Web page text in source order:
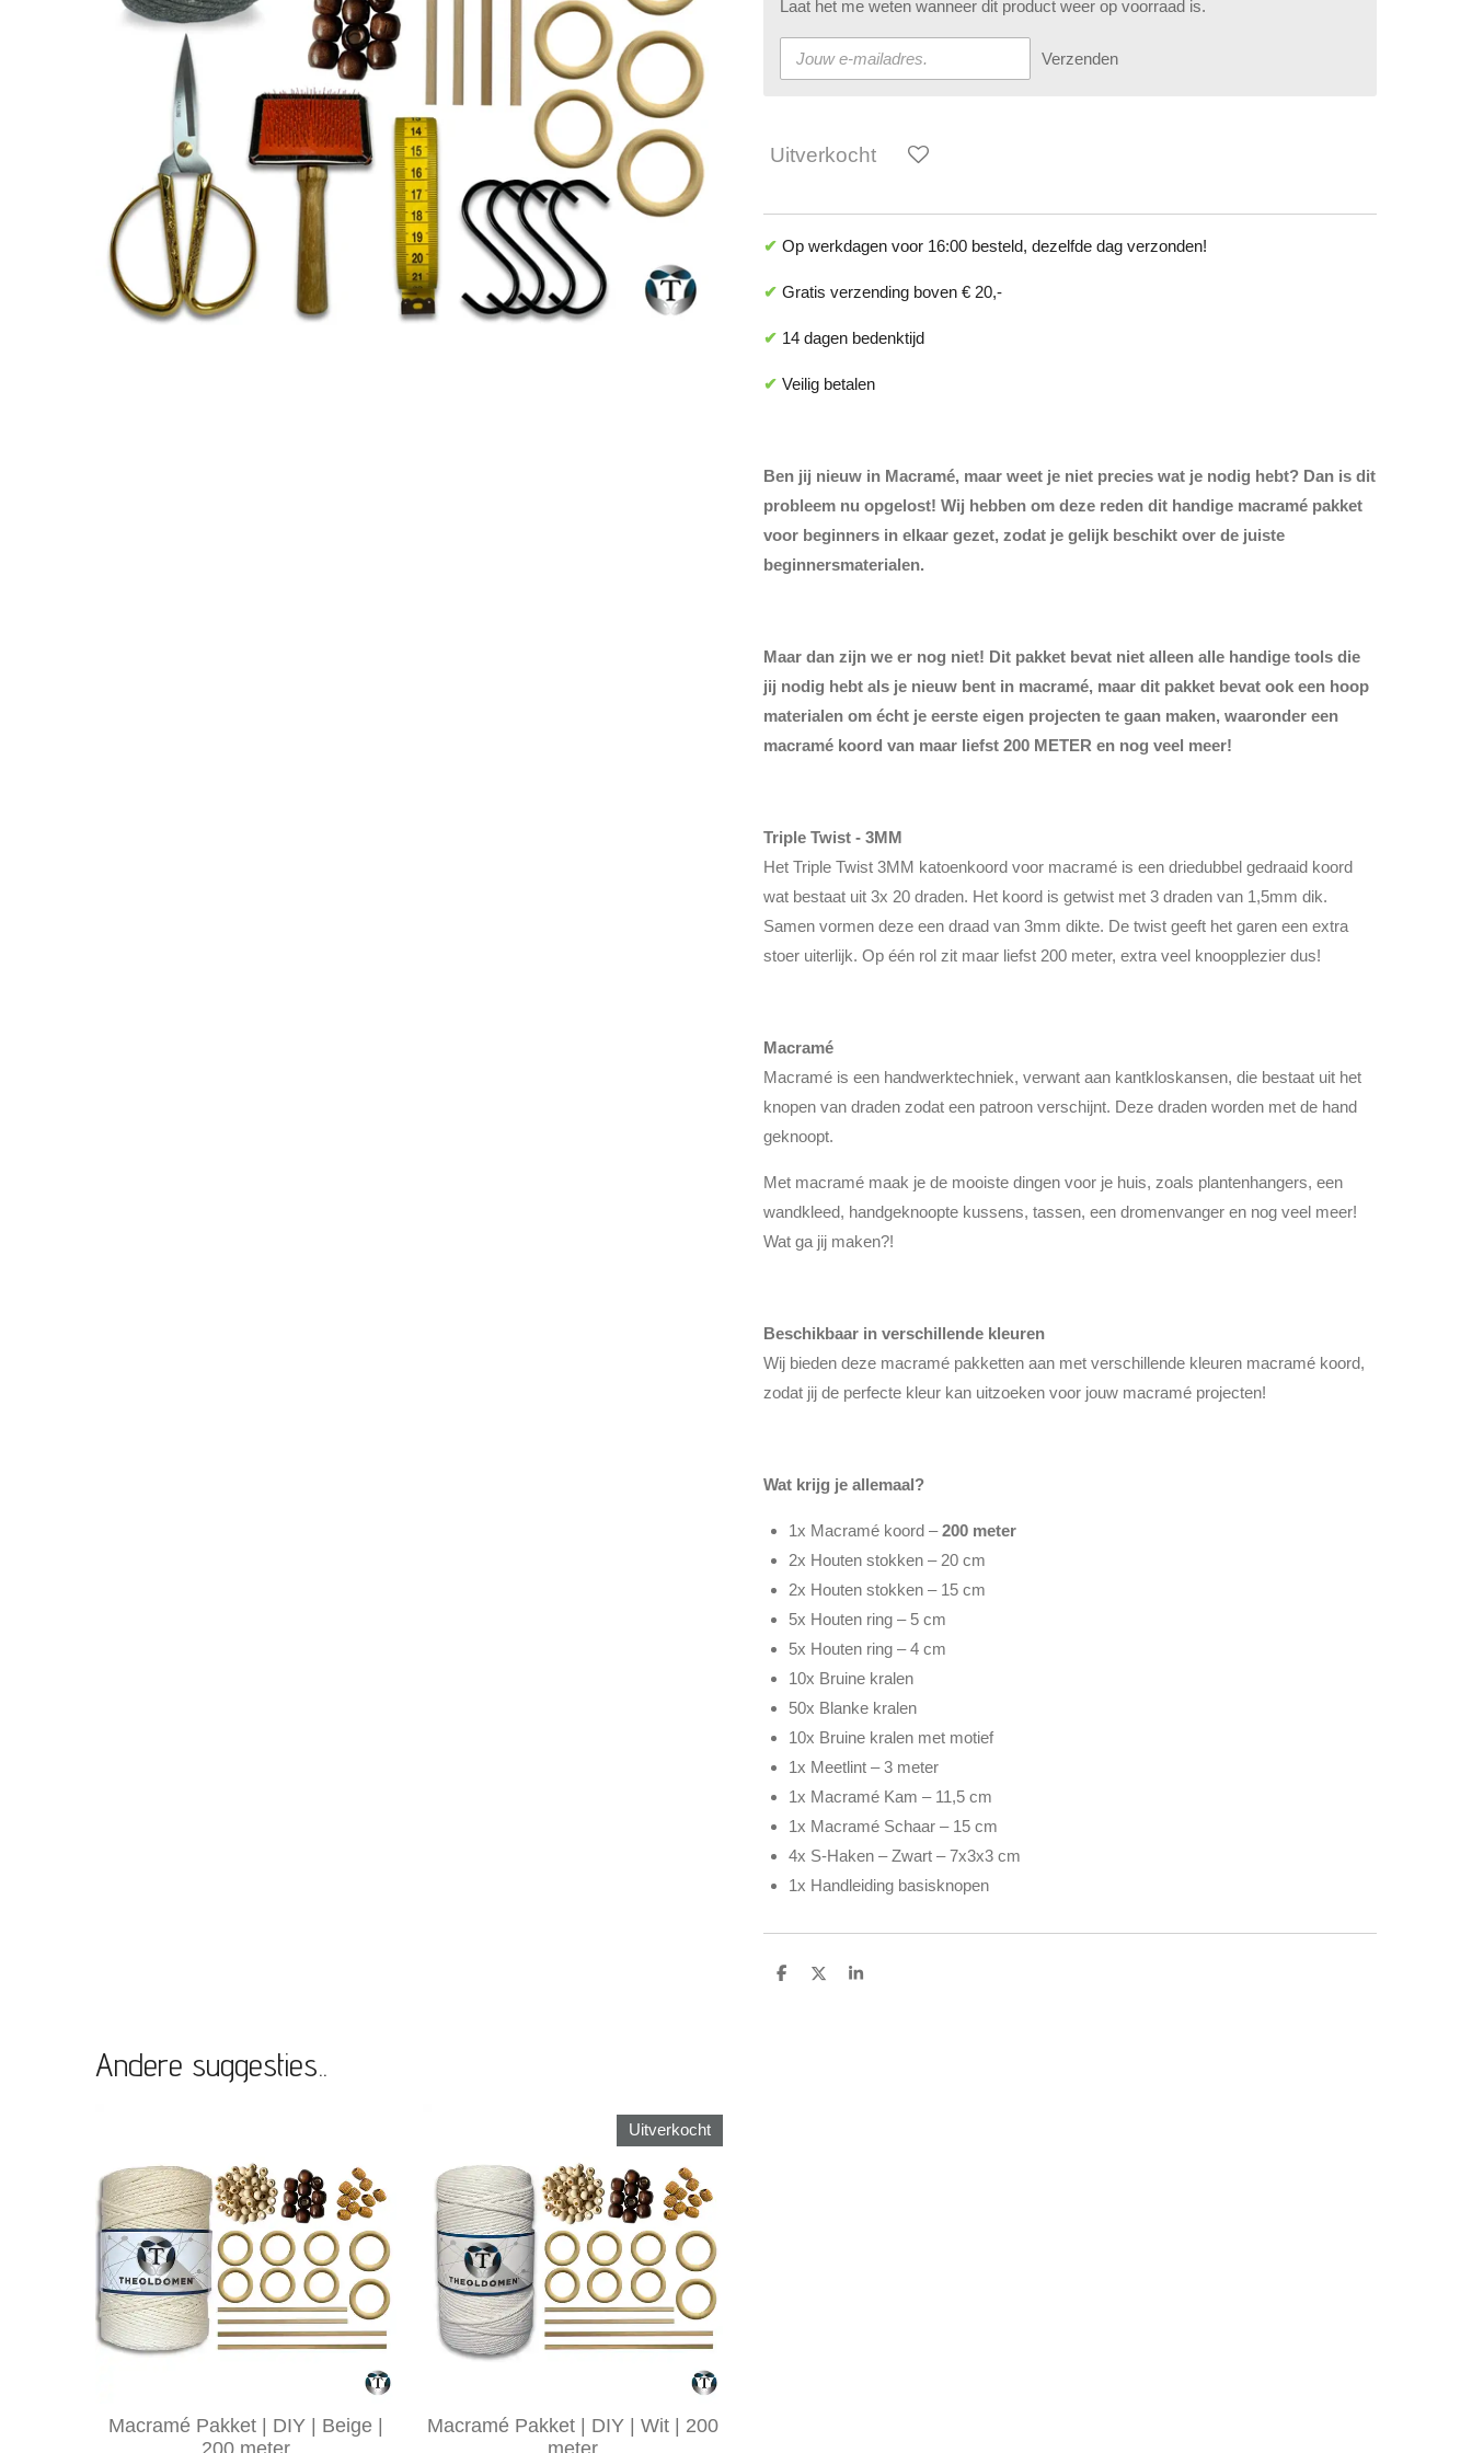
Laat het me weten wanneer dit product weer op voorraad is.
Verzenden
Uitverkocht
✔ Op werkdagen voor 16:00 besteld, dezelfde dag verzonden!
✔ Gratis verzending boven € 20,-
✔ 14 dagen bedenktijd
✔ Veilig betalen
Ben jij nieuw in Macramé, maar weet je niet precies wat je nodig hebt? Dan is dit
probleem nu opgelost! Wij hebben om deze reden dit handige macramé pakket
voor beginners in elkaar gezet, zodat je gelijk beschikt over de juiste
beginnersmaterialen.
Maar dan zijn we er nog niet! Dit pakket bevat niet alleen alle handige tools die
jij nodig hebt als je nieuw bent in macramé, maar dit pakket bevat ook een hoop
materialen om écht je eerste eigen projecten te gaan maken, waaronder een
macramé koord van maar liefst 200 METER en nog veel meer!
Triple Twist - 3MM
Het Triple Twist 3MM katoenkoord voor macramé is een driedubbel gedraaid koord
wat bestaat uit 3x 20 draden. Het koord is getwist met 3 draden van 1,5mm dik.
Samen vormen deze een draad van 3mm dikte. De twist geeft het garen een extra
stoer uiterlijk. Op één rol zit maar liefst 200 meter, extra veel knoopplezier dus!
Macramé
Macramé is een handwerktechniek, verwant aan kantkloskansen, die bestaat uit het
knopen van draden zodat een patroon verschijnt. Deze draden worden met de hand
geknoopt.
Met macramé maak je de mooiste dingen voor je huis, zoals plantenhangers, een
wandkleed, handgeknoopte kussens, tassen, een dromenvanger en nog veel meer!
Wat ga jij maken?!
Beschikbaar in verschillende kleuren
Wij bieden deze macramé pakketten aan met verschillende kleuren macramé koord,
zodat jij de perfecte kleur kan uitzoeken voor jouw macramé projecten!
Wat krijg je allemaal?
1x Macramé koord –200 meter
2x Houten stokken – 20 cm
2x Houten stokken – 15 cm
5x Houten ring – 5 cm
5x Houten ring – 4 cm
10x Bruine kralen
50x Blanke kralen
10x Bruine kralen met motief
1x Meetlint – 3 meter
1x Macramé Kam – 11,5 cm
1x Macramé Schaar – 15 cm
4x S-Haken – Zwart – 7x3x3 cm
1x Handleiding basisknopen
D
D
S
Andere suggesties..
Macramé Pakket | DIY | Beige |
Uitverkocht
Macramé Pakket | DIY | Wit | 200